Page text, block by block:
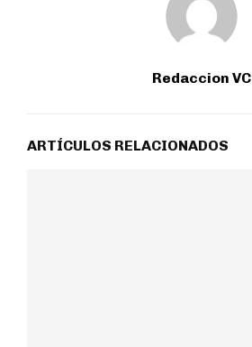
Redaccion VC
ARTÍCULOS RELACIONADOS